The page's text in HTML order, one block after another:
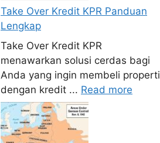
Take Over Kredit KPR Panduan
Lengkap
Take Over Kredit KPR
menawarkan solusi cerdas bagi
Anda yang ingin membeli properti
dengan kredit ... Read more